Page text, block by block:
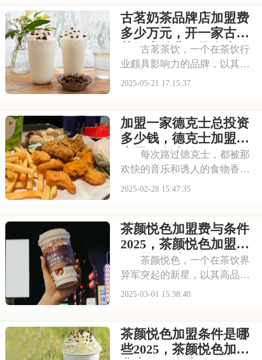
您将能够抓住这一市场机遇，
实现创业梦想。本文将为你详
细介绍塔斯汀加盟费
古茗奶茶品牌店加盟费
多少万元，开一家古茗
茶饮店总费用是多少钱
古茗茶饮，一个在茶饮行
业颇具影响力的品牌，以其高
品质的原料、精湛的制茶工艺
创业梦想，渴望加入这一茶饮
巨头，那么了解古茗的加盟费
及加盟条件将是您必
2025-05-21 17:15:37
加盟一家德克士总投资
多少钱，德克士加盟开
店需要多少钱
每次路过德克士，都被那
欢快的音乐和诱人的食物香气
所吸引。店里的每一款汉堡都
味的快餐店，不妨考虑加盟德
克士，开启你的美食之旅。本
文将为你详细介绍加
2025-02-28 15:47:35
茶颜悦色加盟费与条件
2025，茶颜悦色加盟费
用明细一览
茶颜悦色，一个在茶饮界
异军突起的新星，以其高品质
的产品和温馨的服务赢得了消
的加盟费及条件是迈出成功的
一步。本文将为您详细介绍茶
2025-03-01 15:38:40
茶颜悦色加盟条件是哪
些2025，茶颜悦色加盟